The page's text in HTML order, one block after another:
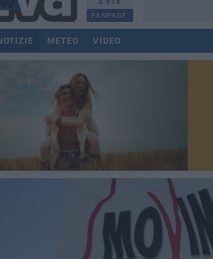
3.918
FANPAGE
METEO VIDEO